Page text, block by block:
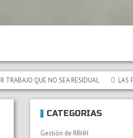
QUE NO SEA RESIDUAL LAS
CATEGORÍAS
Gestión de RRHH